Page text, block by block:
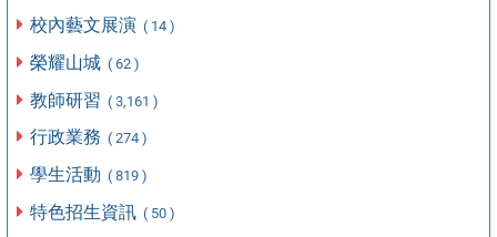
校內藝文展演 ( 14 )
榮耀山城 ( 62 )
教師研習 ( 3,161 )
行政業務 ( 274 )
學生活動 ( 819 )
特色招生資訊 ( 50 )